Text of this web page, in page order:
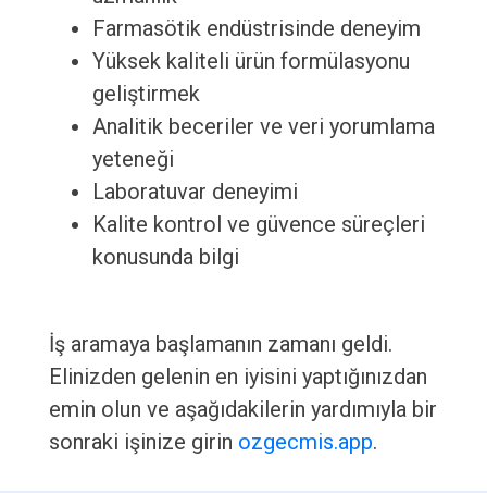
Farmasötik endüstrisinde deneyim
Yüksek kaliteli ürün formülasyonu
geliştirmek
Analitik beceriler ve veri yorumlama
yeteneği
Laboratuvar deneyimi
Kalite kontrol ve güvence süreçleri
konusunda bilgi
İş aramaya başlamanın zamanı geldi.
Elinizden gelenin en iyisini yaptığınızdan
emin olun ve aşağıdakilerin yardımıyla bir
sonraki işinize girin ozgecmis.app.